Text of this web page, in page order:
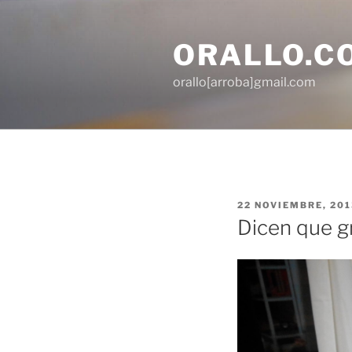
orallo[arroba]gmail.com
PUBLICADO
EL
22 NOVIEMBRE,
Dicen que